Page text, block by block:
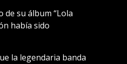
de su álbum “Lola
había sido
la legendaria banda